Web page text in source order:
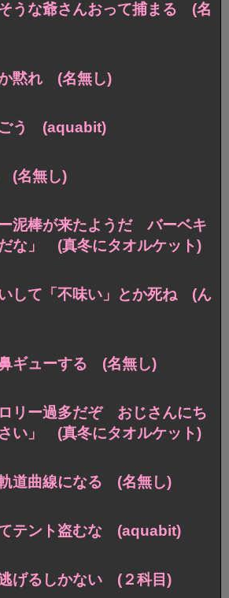
うな爺さんおって捕まる (名
黙れ (名無し)
ごう (aquabit)
(名無し)
泥棒が来たようだ バーベキ
な」 (真冬にタオルケット)
して「不味い」とか死ね (ん
鼻ギューする (名無し)
リー過多だぞ おじさんにち
い」 (真冬にタオルケット)
道曲線になる (名無し)
テント盗むな (aquabit)
げるしかない (２科目)